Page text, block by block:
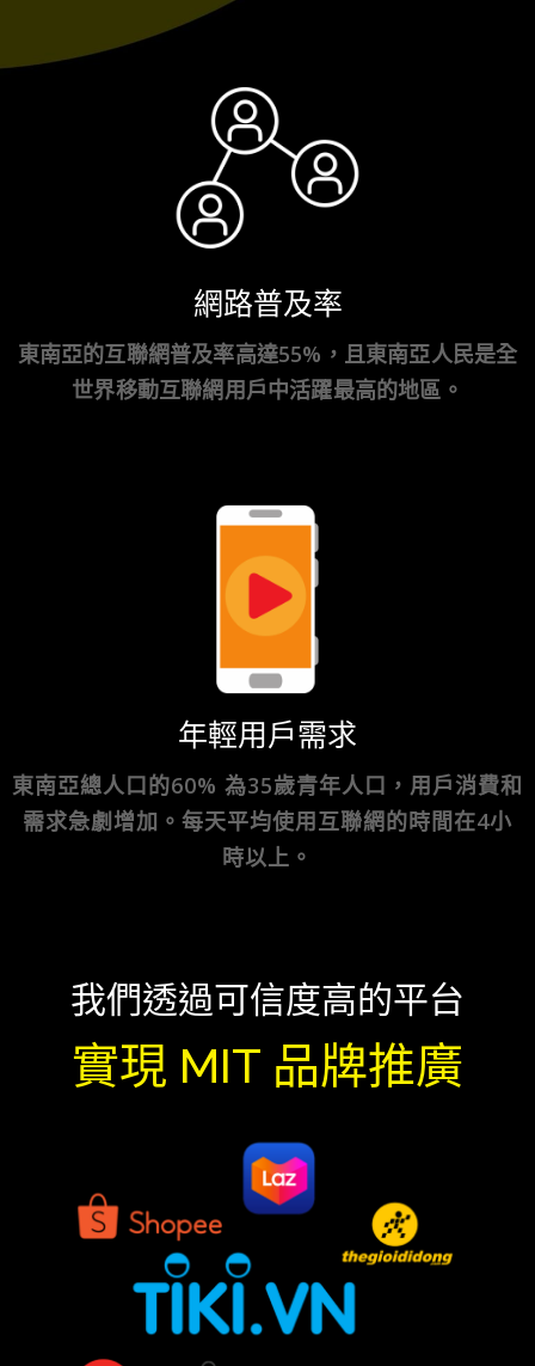
網路普及率
東南亞的互聯網普及率高達55%，且東南亞人民是全
世界移動互聯網用戶中活躍最高的地區。
年輕用戶需求
東南亞總人口的60% 為35歲青年人口，用戶消費和
需求急劇增加。每天平均使用互聯網的時間在4小
時以上。
我們透過可信度高的平台
實現 MIT 品牌推廣